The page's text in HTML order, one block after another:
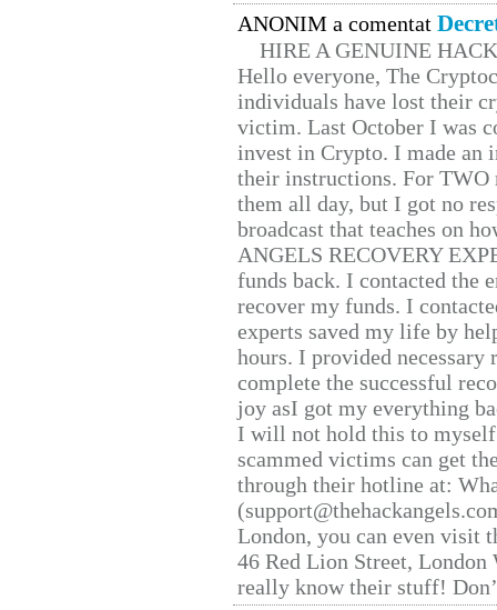
ANONIM a comentat
HIRE A GENUINE
Hello everyone, The
individuals have lost their
victim. Last October I was
invest in Crypto. I made
their instructions. For TWO
them all day, but I got no
broadcast that teaches on
ANGELS RECOVERY
funds back. I contacted the
recover my funds. I
experts saved my life by
hours. I provided
complete the successful
joy asI got my everything
I will not hold this to
scammed victims can get
through their hotline at:
London, you can even visit
46 Red Lion Street, London
really know their stuff!